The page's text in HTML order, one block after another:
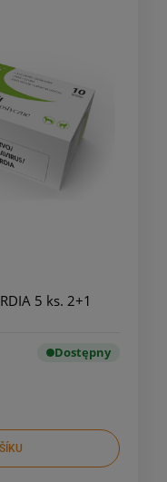
5 ks. 2+1
Dostępny